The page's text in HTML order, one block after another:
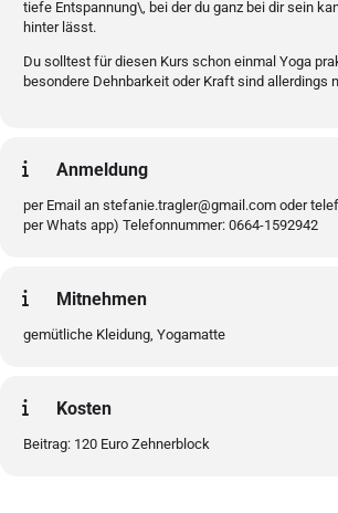
tiefe Entspannung\, bei der du ganz bei dir sein
hinter lässt.
Du solltest für diesen Kurs schon einmal Yoga
besondere Dehnbarkeit oder Kraft sind allerdings
Anmeldung
per Email an stefanie.tragler@gmail.com oder
per Whats app) Telefonnummer: 0664-1592942
Mitnehmen
gemütliche Kleidung, Yogamatte
Kosten
Beitrag: 120 Euro Zehnerblock